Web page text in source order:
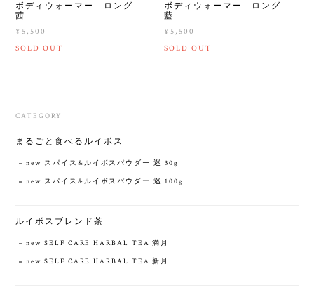
ボディウォーマー ロング
茜
¥5,500
SOLD OUT
ボディウォーマー ロング
藍
¥5,500
SOLD OUT
CATEGORY
まるごと食べるルイボス
new スパイス&ルイボスパウダー 巡 30g
new スパイス&ルイボスパウダー 巡 100g
ルイボスブレンド茶
new SELF CARE HARBAL TEA 満月
new SELF CARE HARBAL TEA 新月